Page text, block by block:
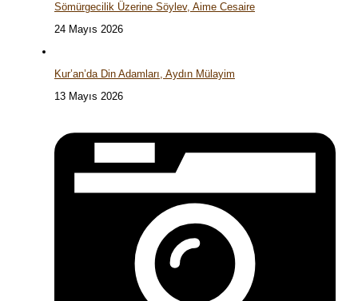
Sömürgecilik Üzerine Söylev, Aime Cesaire
24 Mayıs 2026
Kur’an’da Din Adamları, Aydın Mülayim
13 Mayıs 2026